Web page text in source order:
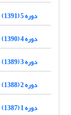
دوره 5 (1391)
دوره 4 (1390)
دوره 3 (1389)
دوره 2 (1388)
دوره 1 (1387)